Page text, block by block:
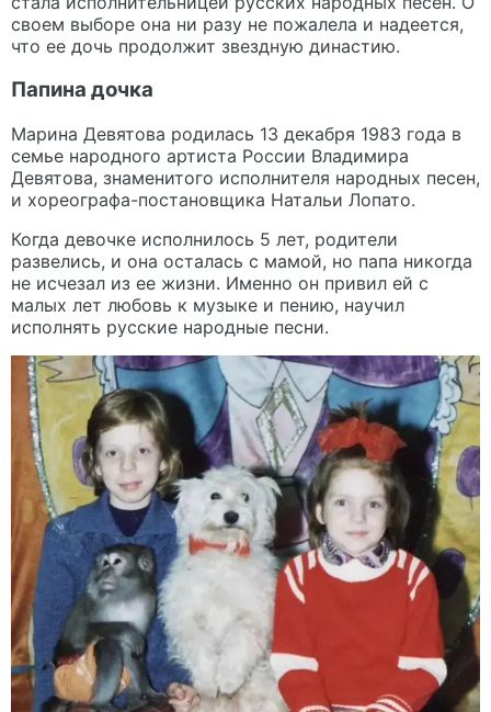
своем выборе она ни разу не пожалела и надеется,
что ее дочь продолжит звездную династию.
Папина дочка
Марина Девятова родилась 13 декабря 1983 года в
семье народного артиста России Владимира
Девятова, знаменитого исполнителя народных песен,
и хореографа-постановщика Натальи Лопато.
Когда девочке исполнилось 5 лет, родители
развелись, и она осталась с мамой, но папа никогда
не исчезал из ее жизни. Именно он привил ей с
малых лет любовь к музыке и пению, научил
исполнять русские народные песни.